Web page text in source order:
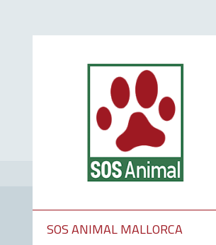
SOS ANIMAL MALLORCA